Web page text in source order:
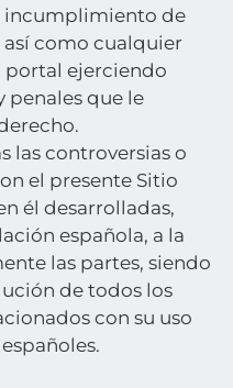
incumplimiento de
así como cualquier
portal ejerciendo
penales que le
las controversias o
el presente Sitio
él desarrolladas,
española, a la
las partes, siendo
de todos los
con su uso